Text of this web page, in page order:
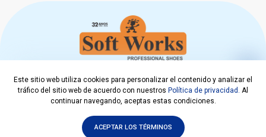
Este sitio web utiliza cookies para personalizar el contenido y analizar el
tráfico del sitio web de acuerdo con nuestros Política de privacidad. Al
continuar navegando, aceptas estas condiciones.
ACEPTAR LOS TÉRMINOS
COPYRIGHT © 2021. SOFT WORKS EPI CALÇADOS LTDA
CNPJ 00.218.308/0001-08
DESARROLLADO POR